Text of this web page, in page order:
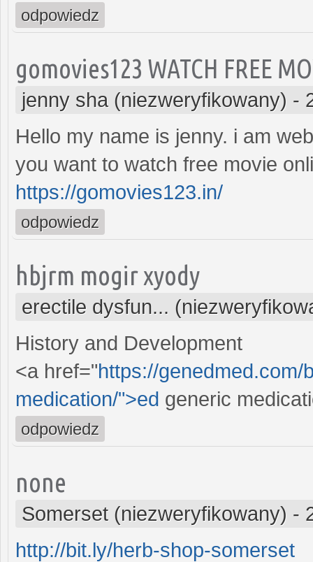
odpowiedz
gomovies123 WATCH FREE
jenny sha (niezweryfikowany) -
Hello my name is jenny. i am
you want to watch free movie
https://gomovies123.in/
odpowiedz
hbjrm mogir xyody
erectile dysfun...
History and Development
<a href="https://
medication/">ed generic
odpowiedz
none
Somerset (niezweryfikowany) -
http://bit.ly/herb-shop-somerset